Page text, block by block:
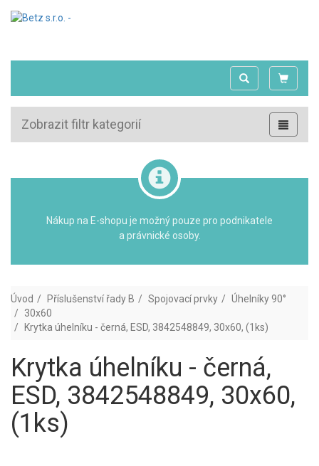
Zobrazit filtr kategorií
Nákup na E-shopu je možný pouze pro podnikatele
a právnické osoby.
Úvod Příslušenství řady B Spojovací prvky
Úhelníky 90°
30x60
Krytka úhelníku - černá, ESD, 3842548849, 30x60, (1ks)
Krytka úhelníku - černá,
ESD, 3842548849, 30x60,
(1ks)